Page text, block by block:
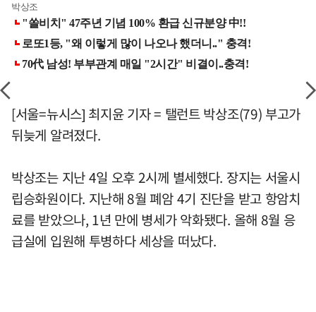
박상조
[서울=뉴시스] 최지윤 기자 = 탤런트 박상조(79) 부고가
뒤늦게 알려졌다.
박상조는 지난 4일 오후 2시께 별세했다. 장지는 서울시
립승화원이다. 지난해 8월 폐암 4기 진단을 받고 항암치
료를 받았으나, 1년 만에 병세가 악화됐다. 올해 8월 응
급실에 입원해 투병하다 세상을 떠났다.